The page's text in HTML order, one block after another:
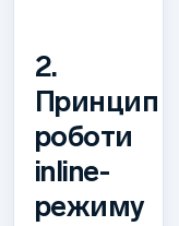
2.
Принцип
роботи
inline-
режиму